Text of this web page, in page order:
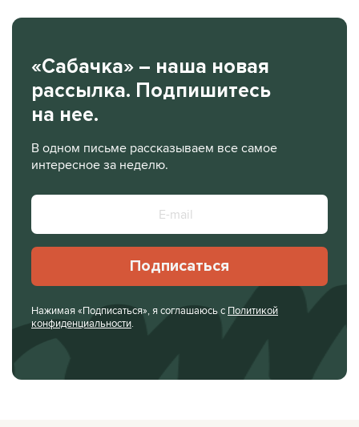
«Сабачка» – наша новая
рассылка. Подпишитесь
на нее.
В одном письме рассказываем все самое
интересное за неделю.
Подписаться
Нажимая «Подписаться», я соглашаюсь с Политикой
конфиденциальности.